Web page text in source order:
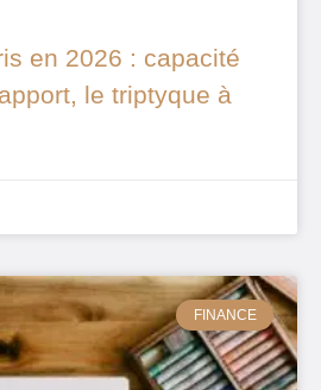
en 2026 : capacité
le triptyque à
FINANCE